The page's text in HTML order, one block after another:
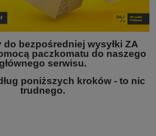
do bezpośredniej wysyłki ZA
paczkomatu do naszego
głównego serwisu.
poniższych kroków - to nic
trudnego.